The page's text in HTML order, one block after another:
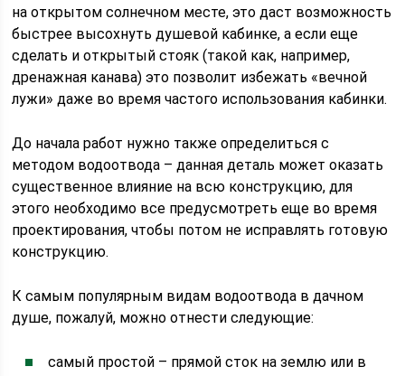
на открытом солнечном месте, это даст возможность
быстрее высохнуть душевой кабинке, а если еще
сделать и открытый стояк (такой как, например,
дренажная канава) это позволит избежать «вечной
лужи» даже во время частого использования кабинки.
До начала работ нужно также определиться с
методом водоотвода – данная деталь может оказать
существенное влияние на всю конструкцию, для
этого необходимо все предусмотреть еще во время
проектирования, чтобы потом не исправлять готовую
конструкцию.
К самым популярным видам водоотвода в дачном
душе, пожалуй, можно отнести следующие:
самый простой – прямой сток на землю или в